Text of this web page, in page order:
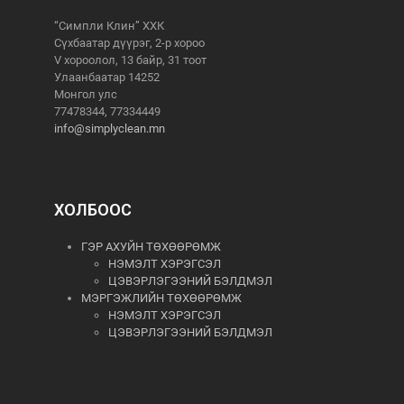
“Симпли Клин” ХХК
Сүхбаатар дүүрэг, 2-р хороо
V хороолол, 13 байр, 31 тоот
Улаанбаатар 14252
Монгол улс
77478344, 77334449
info@simplyclean.mn
ХОЛБООС
ГЭР АХУЙН ТӨХӨӨРӨМЖ
НЭМЭЛТ ХЭРЭГСЭЛ
ЦЭВЭРЛЭГЭЭНИЙ БЭЛДМЭЛ
МЭРГЭЖЛИЙН ТӨХӨӨРӨМЖ
НЭМЭЛТ ХЭРЭГСЭЛ
ЦЭВЭРЛЭГЭЭНИЙ БЭЛДМЭЛ